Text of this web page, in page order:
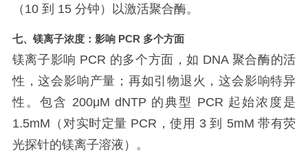
（ 10 到 15 分钟）以激活聚合酶。
七、镁离子浓度：影响PCR 多个方面
镁离子影响 PCR 的多个方面，如 DNA 聚合酶的活
性，这会影响产量；再如引物退火，这会影响特异
性。包含 200μM dNTP 的典型 PCR 起始浓度是
1.5mM （对实时定量 PCR ，使用 3到 5mM带有荧
光探针的镁离子溶液）。